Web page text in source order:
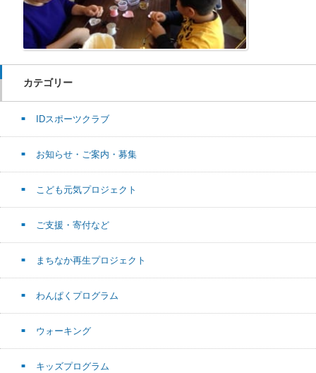
カテゴリー
IDスポーツクラブ
お知らせ・ご案内・募集
こども元気プロジェクト
ご支援・寄付など
まちなか再生プロジェクト
わんぱくプログラム
ウォーキング
キッズプログラム